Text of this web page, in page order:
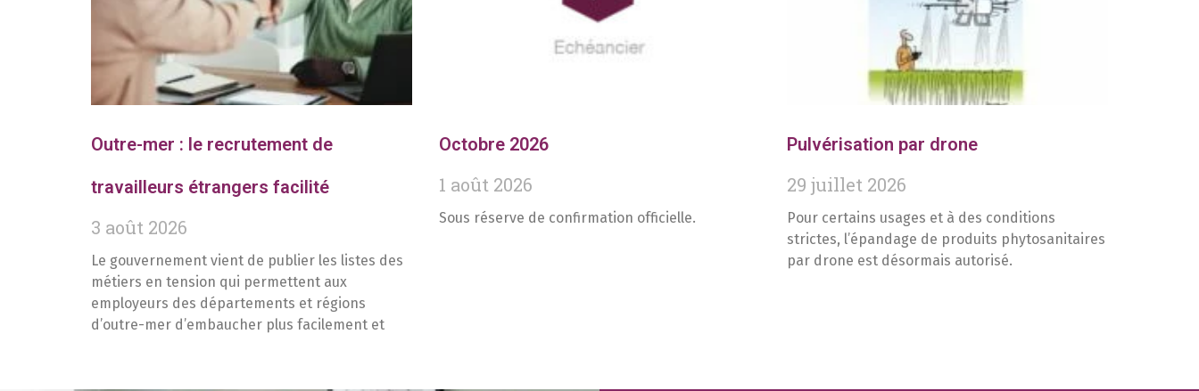
Outre-mer : le recrutement de
travailleurs étrangers facilité
3 août 2026
Le gouvernement vient de publier les listes des
métiers en tension qui permettent aux
employeurs des départements et régions
d’outre-mer d’embaucher plus facilement et
Octobre 2026
1 août 2026
Sous réserve de confirmation officielle.
Pulvérisation par drone
29 juillet 2026
Pour certains usages et à des conditions
strictes, l’épandage de produits phytosanitaires
par drone est désormais autorisé.